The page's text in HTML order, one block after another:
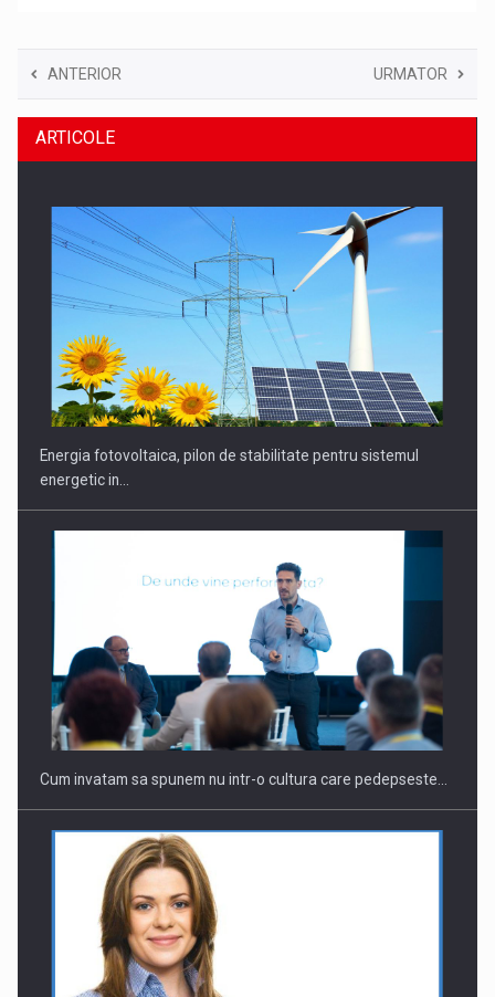
ANTERIOR URMATOR
ARTICOLE
Energia fotovoltaica, pilon de stabilitate pentru sistemul
energetic in…
Cum invatam sa spunem nu intr-o cultura care pedepseste…